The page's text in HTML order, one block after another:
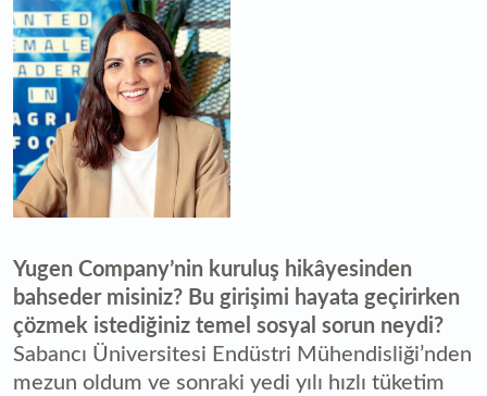
Yugen Company’nin kuruluş hikâyesinden
bahseder misiniz? Bu girişimi hayata geçirirken
çözmek istediğiniz temel sosyal sorun neydi?
Sabancı Üniversitesi Endüstri Mühendisliği’nden
mezun oldum ve sonraki yedi yılı hızlı tüketim